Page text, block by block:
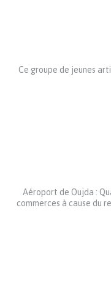
Ce groupe de jeunes
Aéroport de Oujda :
commerces à cause du